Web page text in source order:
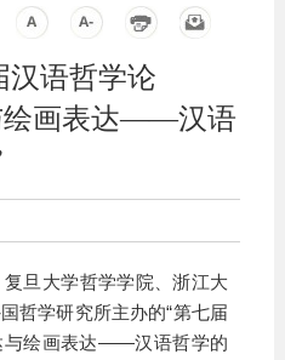
汉语哲学论
绘画表达——汉语
旦大学哲学学院、浙江大
哲学研究所主办的“第七届
与绘画表达——汉语哲学的